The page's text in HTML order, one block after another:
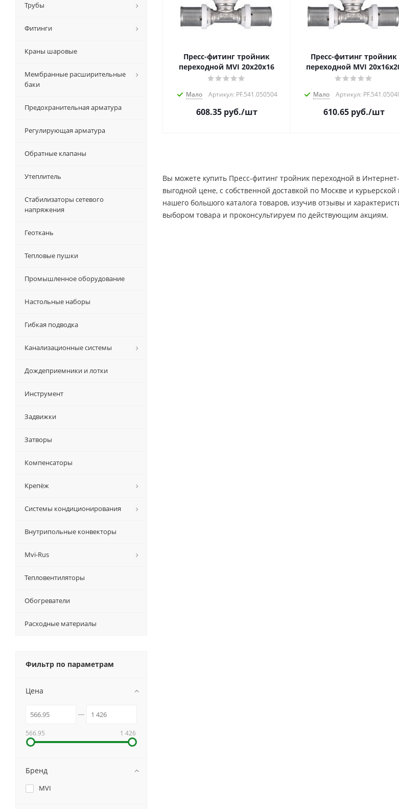
Пресс-фитинг тройник
переходной MVI 20х20х16
Мало Артикул: PF.541.050504
608.35руб./шт
Пресс-фитинг тройник
переходной MVI
Мало Артикул:
610.65руб./шт
Вы можете купить Пресс-фитинг тройник переходной в
выгодной цене, c собственной доставкой по Москве и
нашего большого каталога товаров, изучив отзывы и
выбором товара и проконсультируем по действующим акциям.
Трубы
Фитинги
Краны шаровые
Мембранные расширительные
баки
Предохранительная арматура
Регулирующая арматура
Обратные клапаны
Утеплитель
Стабилизаторы сетевого
напряжения
Геоткань
Тепловые пушки
Промышленное оборудование
Настольные наборы
Гибкая подводка
Канализационные системы
Дождеприемники и лотки
Инструмент
Задвижки
Затворы
Компенсаторы
Крепёж
Системы кондиционирования
Внутрипольные конвекторы
Mvi-Rus
Тепловентиляторы
Обогреватели
Расходные материалы
Фильтр по параметрам
Цена
566.95 1 426
Бренд
MVI